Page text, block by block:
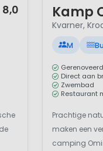
8,0 Kamp
Kvarner,
M
Direct aan
Zwembad
Restaurant
Prachtige
maken een
camping